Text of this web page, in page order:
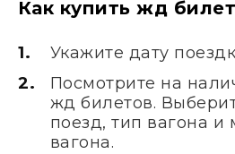
Как купить жд
Укажите дату
Посмотрите на
жд билетов.
поезд, тип вагона и
вагона.